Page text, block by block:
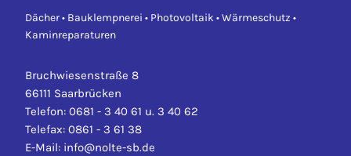
Dächer • Bauklempnerei • Photovoltaik • Wärmeschutz •
Kaminreparaturen
Bruchwiesenstraße 8
66111 Saarbrücken
Telefon: 0681 - 3 40 61 u. 3 40 62
Telefax: 0861 - 3 61 38
E-Mail: info@nolte-sb.de